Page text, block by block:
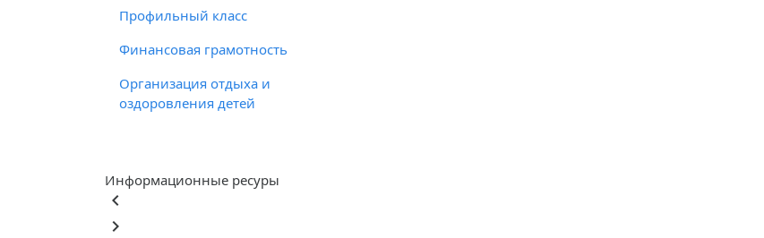
Профильный класс
Финансовая грамотность
Организация отдыха и
оздоровления детей
Информационные ресуры
keyboard_arrow_left
keyboard_arrow_right